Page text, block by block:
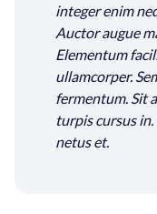
integer enim
Auctor augue
Elementum
ullamcorper.
fermentum. Sit
turpis cursus
netus et.